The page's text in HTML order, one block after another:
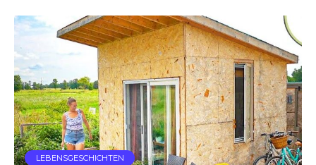
LEBENSGESCHICHTEN